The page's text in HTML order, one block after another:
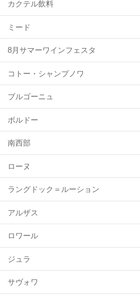
カクテル飲料
ミード
8月サマーワインフェスタ
コトー・シャンプノワ
ブルゴーニュ
ボルドー
南西部
ローヌ
ラングドック＝ルーション
アルザス
ロワール
ジュラ
サヴォワ